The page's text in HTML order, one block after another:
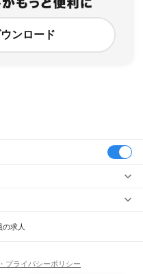
ンロード
市野田市茂原市成田市佐倉市
野駅船橋法典駅 西船橋駅
内職千葉県 富里市 障害者雇用
の求人
プライバシーポリシー